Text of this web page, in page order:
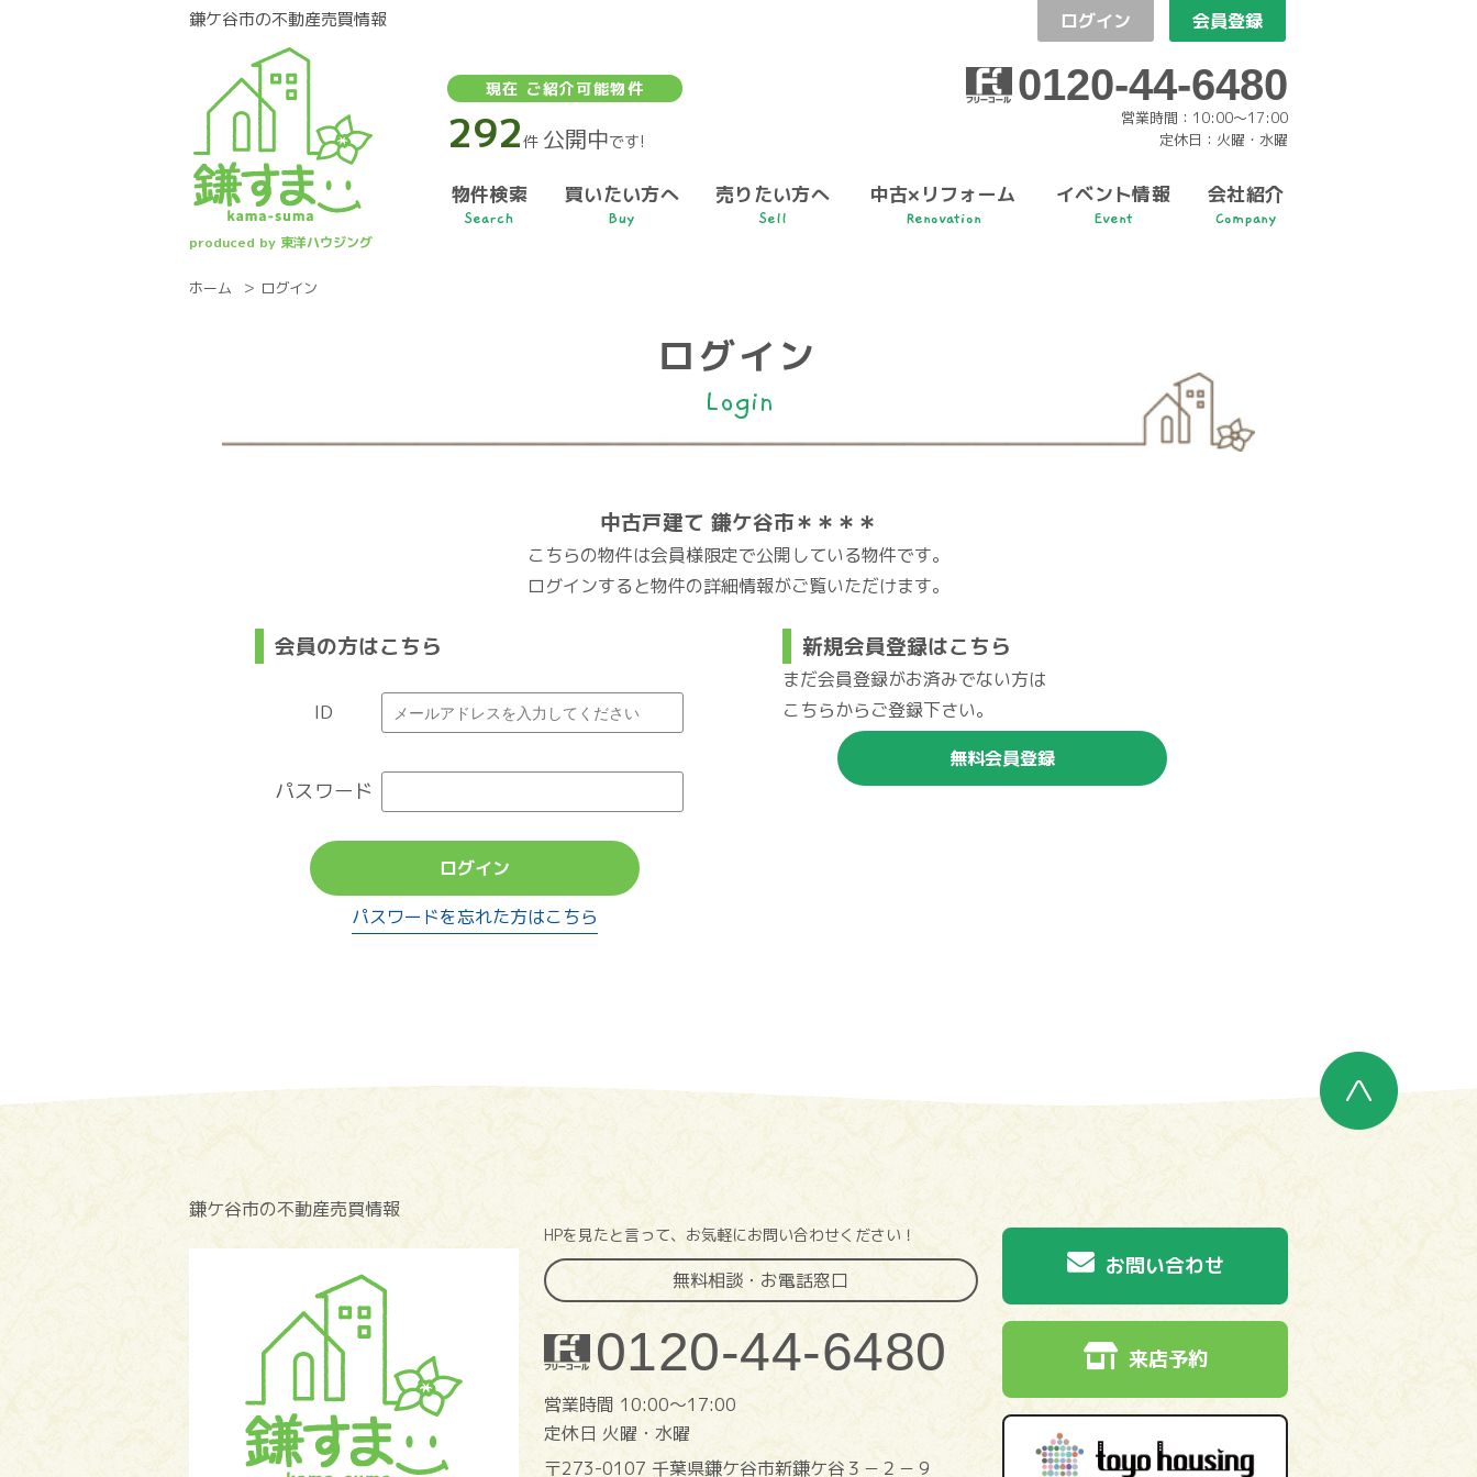
鎌ケ谷市の不動産売買情報
produced by 東洋ハウジング
現在 ご紹介可能物件
292件 公開中です!
ログイン 会員登録
0120-44-6480
営業時間：10:00〜17:00
定休日：火曜・水曜
物件検索
Search
買いたい方へ
Buy
売りたい方へ
Sell
中古×リフォーム
Renovation
イベント情報
Event
会社紹介
Company
ホーム ログイン
ログイン
Login
中古戸建て 鎌ケ谷市＊＊＊＊
こちらの物件は会員様限定で公開している物件です。
ログインすると物件の詳細情報がご覧いただけます。
会員の方はこちら
ID
パスワード
ログイン
パスワードを忘れた方はこちら
新規会員登録はこちら
まだ会員登録がお済みでない方は
こちらからご登録下さい。
無料会員登録
鎌ケ谷市の不動産売買情報
HPを見たと言って、お気軽にお問い合わせください！
無料相談・お電話窓口
0120-44-6480
営業時間 10:00〜17:00
定休日 火曜・水曜
〒273-0107 千葉県鎌ケ谷市新鎌ケ谷３－２－９
お問い合わせ
来店予約